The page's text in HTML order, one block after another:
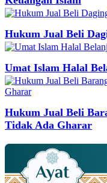
Hukum Jual Beli
Umat Islam Halal
Hukum Jual Beli
Tidak Ada Gharar